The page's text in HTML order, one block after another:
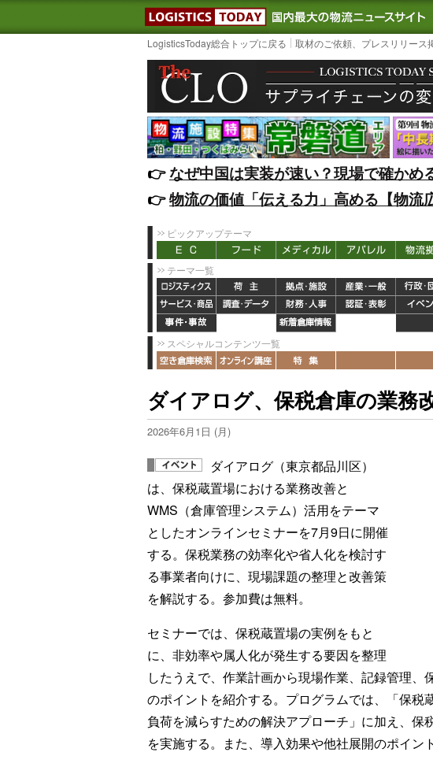
LOGISTICS TODAY｜国内
LogisticsToday総合トップに戻る 取材のご依頼、プレスリリース
👉️なぜ中国は実装が速い？現場で確かめ
👉️物流の価値「伝える力」高める【物流
ピックアップテーマ
テーマ一覧
スペシャルコンテンツ一覧
ダイアログ、保税倉庫の業務
2026年6月1日 (月)
ダイアログ（東京都品川区）
は、保税蔵置場における業務改善と
WMS（倉庫管理システム）活用をテーマ
としたオンラインセミナーを7月9日に開催
する。保税業務の効率化や省人化を検討す
る事業者向けに、現場課題の整理と改善策
を解説する。参加費は無料。
セミナーでは、保税蔵置場の実例をもと
に、非効率や属人化が発生する要因を整理
したうえで、作業計画から現場作業、記録管理、
のポイントを紹介する。プログラムでは、「保税
負荷を減らすための解決アプローチ」に加え、保
を実施する。また、導入効果や他社展開のポイン